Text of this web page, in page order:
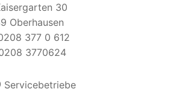
30
Oberhausen
377 0 612
3770624
Servicebetriebe